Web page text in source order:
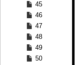
45
46
47
48
49
50